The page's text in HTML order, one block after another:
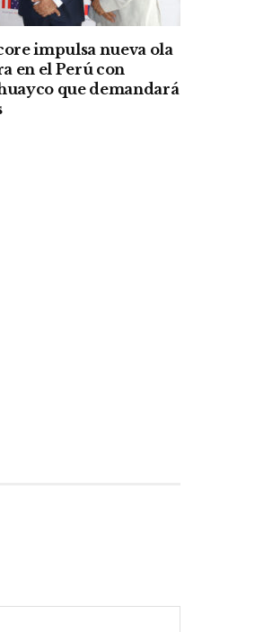
impulsa nueva ola
en el Perú con
que demandará